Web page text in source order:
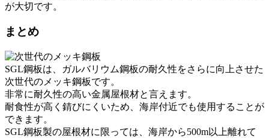
が大切です。
まとめ
SGL鋼板は、ガルバリウム鋼板の耐久性をさらに向上させた
次世代のメッキ鋼板です。
非常に耐久性の高い金属屋根材と言えます。
耐食性が高く錆びにくいため、海岸付近でも使用することが
できます。
SGL鋼板製の屋根材に限っては、海岸から500m以上離れて